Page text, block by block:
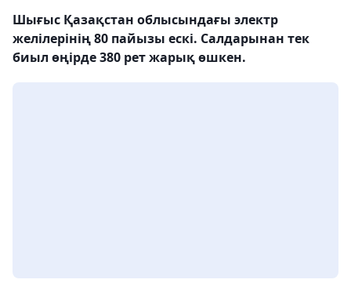
Шығыс Қазақстан облысындағы электр
желілерінің 80 пайызы ескі. Салдарынан тек
биыл өңірде 380 рет жарық өшкен.